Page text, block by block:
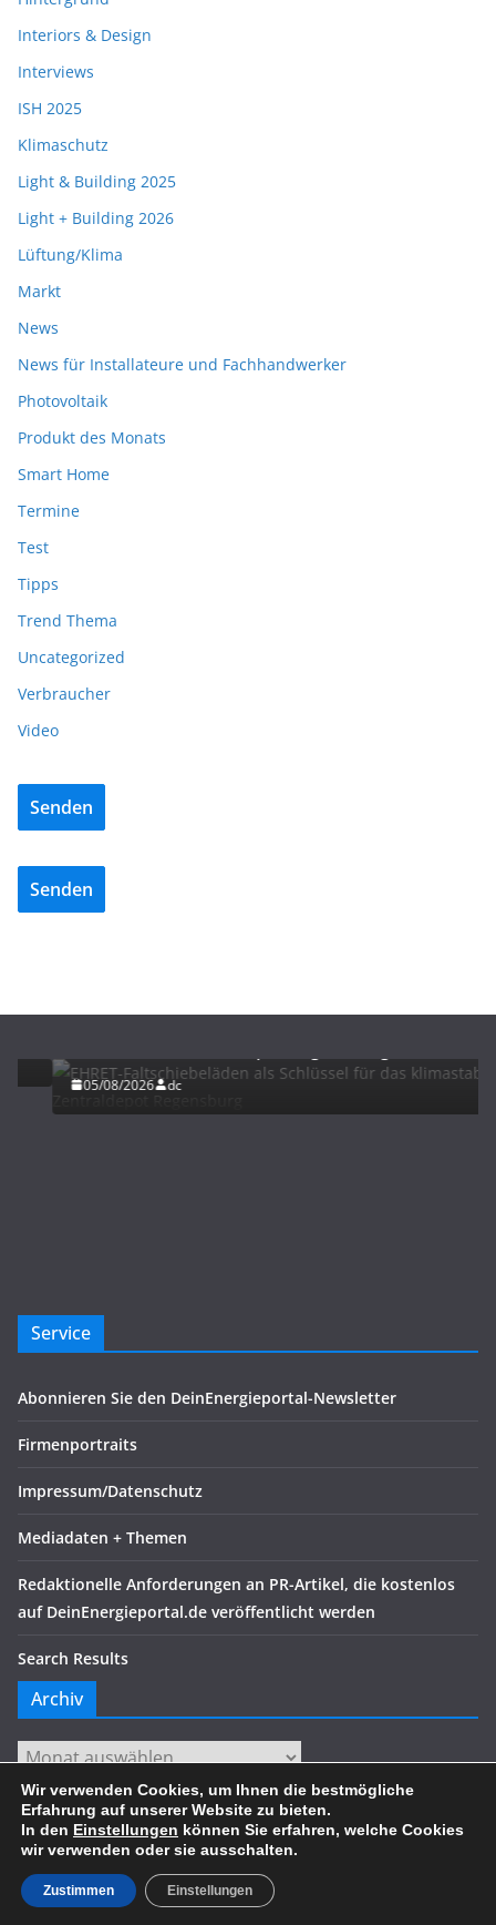
Interiors & Design
Interviews
ISH 2025
Klimaschutz
Light & Building 2025
Light + Building 2026
Lüftung/Klima
Markt
News
News für Installateure und Fachhandwerker
Photovoltaik
Produkt des Monats
Smart Home
Termine
Test
Tipps
Trend Thema
Uncategorized
Verbraucher
Video
Senden
Senden
05/08/2026 dc
Service
Abonnieren Sie den DeinEnergieportal-Newsletter
Firmenportraits
Impressum/Datenschutz
Mediadaten + Themen
Redaktionelle Anforderungen an PR-Artikel, die kostenlos
auf DeinEnergieportal.de veröffentlicht werden
Search Results
Archiv
Archiv
Copyright © 2026. Alle Rechte vorbehalten.
Theme:ColorMagvon ThemeGrill. Präsentiert von
Wir verwenden Cookies, um Ihnen die bestmögliche
Erfahrung auf unserer Website zu bieten.
In den Einstellungen können Sie erfahren, welche Cookies
wir verwenden oder sie ausschalten.
Zustimmen Einstellungen